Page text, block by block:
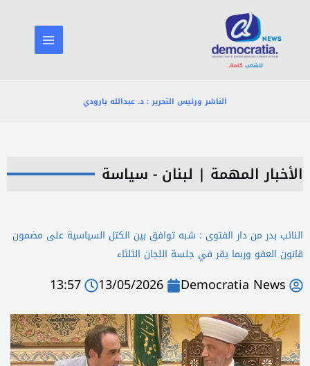
المحتوى
الناشر ورئيس التحرير : د. عبدالله بارودي
الأخبار المهمة | لبنان - سياسة
النائب بدر من دار الفتوى : شبه توافق بين الكتل السياسية على مضمون
قانون العفو وربما يقر في جلسة اللجان الثلثاء
Democratia News
13/05/2026
13:57